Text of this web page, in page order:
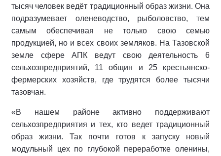
тысяч человек ведёт традиционный образ жизни. Она
подразумевает оленеводство, рыболовство, тем
самым обеспечивая не только свою семью
продукцией, но и всех своих земляков. На Тазовской
земле сфере АПК ведут свою деятельность 6
сельхозпредприятий, 11 общин и 25 крестьянско-
фермерских хозяйств, где трудятся более тысячи
тазовчан.
«В нашем районе активно поддерживают
сельхозпредприятия и тех, кто ведет традиционный
образ жизни. Так почти готов к запуску новый
модульный цех по глубокой переработке оленины,